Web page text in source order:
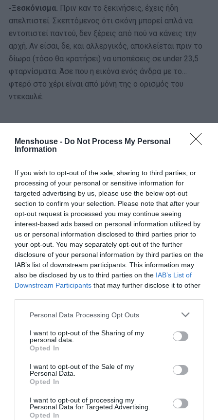
Menshouse - Do Not Process My Personal
Information
If you wish to opt-out of the sale, sharing to third parties, or
processing of your personal or sensitive information for
targeted advertising by us, please use the below opt-out
section to confirm your selection. Please note that after your
opt-out request is processed you may continue seeing
interest-based ads based on personal information utilized by
us or personal information disclosed to third parties prior to
your opt-out. You may separately opt-out of the further
disclosure of your personal information by third parties on the
IAB’s list of downstream participants. This information may
also be disclosed by us to third parties on the IAB’s List of
Downstream Participants that may further disclose it to other
Personal Data Processing Opt Outs
I want to opt-out of the Sharing of my
personal data.
Opted In
I want to opt-out of the Sale of my
Personal Data.
Opted In
I want to opt-out of processing my
Personal Data for Targeted Advertising.
Opted In
-Ξεσκόνισμα. Πριν καν το ξεκινήσεις, έχεις ήδη
απελπιστεί. Σκεπτόμενος ότι σκόνη μπορεί απλά να
εντοπιστεί παντού, δεν ξέρεις από πού να κάνεις την
αρχή. Αν είσαι, δε, και αλλεργικός, αποκλείεται πριν το
δίωρο (τόσο θα κρατήσει) να υποπέσεις σε under 23,5
φταρνίσματα. Άσε που η εικόνα ενός άνδρα με το…
φτερό στο χέρι είναι από μόνη της ο ορισμός του
ντεκαυλέ.
-Σιδέρωμα.Καταρχάς να βάλεις νερό στο σίδερο ή να
μην βάλεις; Κανένας άνδρας δεν ξέρει τη σωστή
απάντηση. Έπειτα τα πουκάμισα. Κούμπωσέ τα αφόρετα
(άλλο είδος τιμωρίας αυτό) πριν τα πατήσεις. Και μετά
ΠΑΝΤΑ θα κάνεις τσάκιση. Και στο τέλος τι κατάφερες;
Τα περισσότερα ρούχα μοιάζουν πιο… τσαλακωμένα από
πριν τα σιδερώσεις!